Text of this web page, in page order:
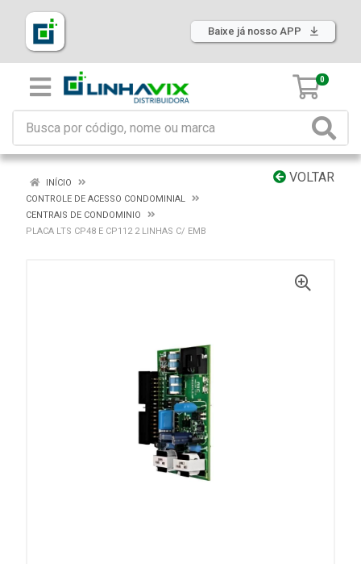
Baixe já nosso APP
0
VOLTAR
INÍCIO
CONTROLE DE ACESSO CONDOMINIAL
CENTRAIS DE CONDOMINIO
PLACA LTS CP48 E CP112 2 LINHAS C/ EMB